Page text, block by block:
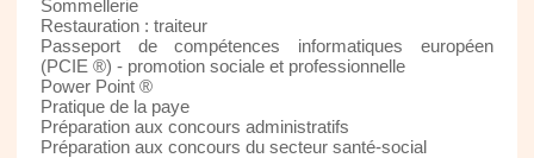
Sommellerie
Restauration : traiteur
Passeport de compétences informatiques européen
(PCIE ®) - promotion sociale et professionnelle
Power Point ®
Pratique de la paye
Préparation aux concours administratifs
Préparation aux concours du secteur santé-social